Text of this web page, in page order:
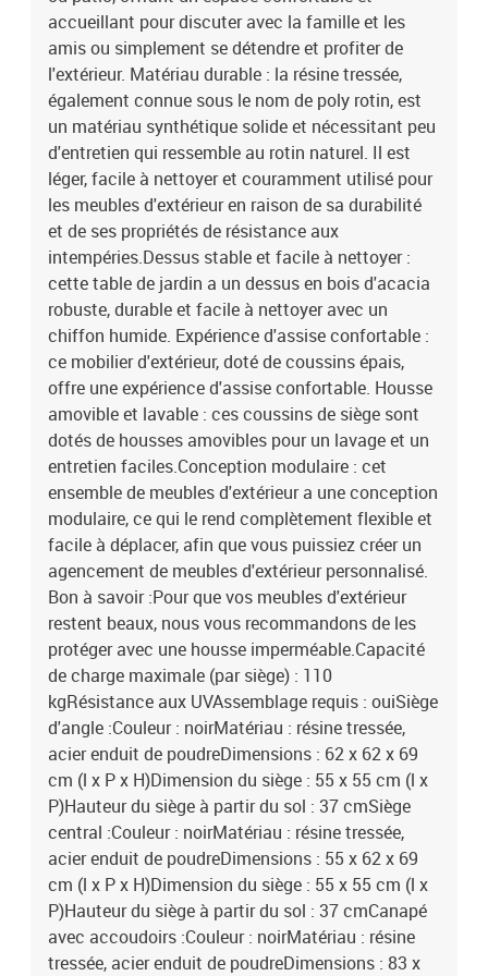
massif avec finition à l'huileDimensions : 55 x 55 x 37 cm (L x l x
H)Coussin :Couleur : noirMatériau de la couverture : tissu (100 %
polyester)Matériau de remplissage du coussin de siège :
mousseMatériau de remplissage du coussin de dossier : fibre de
cotonDimensions du coussin de siège : 55 x 55 x 3 cm (l x P x
é)Dimensions du coussin de dossier : 55 x 45 x 13 cm (L x l x é)La
livraison contient :1 x canapé d'angle5 x siège central2 x canapé
avec accoudoirs1 x table de jardin9 x coussin de dossier8 x
coussin d'assise avec housse amovible et lavable
accueillant pour discuter avec la famille et les
amis ou simplement se détendre et profiter de
l'extérieur. Matériau durable : la résine tressée,
également connue sous le nom de poly rotin, est
un matériau synthétique solide et nécessitant peu
d'entretien qui ressemble au rotin naturel. Il est
léger, facile à nettoyer et couramment utilisé pour
les meubles d'extérieur en raison de sa durabilité
et de ses propriétés de résistance aux
intempéries.Dessus stable et facile à nettoyer :
cette table de jardin a un dessus en bois d'acacia
robuste, durable et facile à nettoyer avec un
chiffon humide. Expérience d'assise confortable :
ce mobilier d'extérieur, doté de coussins épais,
offre une expérience d'assise confortable. Housse
amovible et lavable : ces coussins de siège sont
dotés de housses amovibles pour un lavage et un
entretien faciles.Conception modulaire : cet
ensemble de meubles d'extérieur a une conception
modulaire, ce qui le rend complètement flexible et
facile à déplacer, afin que vous puissiez créer un
agencement de meubles d'extérieur personnalisé.
Bon à savoir :Pour que vos meubles d'extérieur
restent beaux, nous vous recommandons de les
protéger avec une housse imperméable.Capacité
de charge maximale (par siège) : 110
kgRésistance aux UVAssemblage requis : ouiSiège
d'angle :Couleur : noirMatériau : résine tressée,
acier enduit de poudreDimensions : 62 x 62 x 69
cm (l x P x H)Dimension du siège : 55 x 55 cm (l x
P)Hauteur du siège à partir du sol : 37 cmSiège
central :Couleur : noirMatériau : résine tressée,
acier enduit de poudreDimensions : 55 x 62 x 69
cm (l x P x H)Dimension du siège : 55 x 55 cm (l x
P)Hauteur du siège à partir du sol : 37 cmCanapé
avec accoudoirs :Couleur : noirMatériau : résine
tressée, acier enduit de poudreDimensions : 83 x